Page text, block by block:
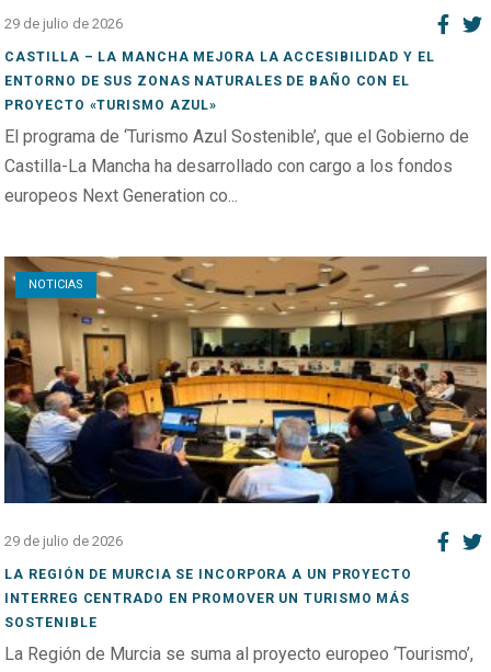
29 de julio de 2026
CASTILLA – LA MANCHA MEJORA LA ACCESIBILIDAD Y EL
ENTORNO DE SUS ZONAS NATURALES DE BAÑO CON EL
PROYECTO «TURISMO AZUL»
El programa de ‘Turismo Azul Sostenible’, que el Gobierno de
Castilla-La Mancha ha desarrollado con cargo a los fondos
europeos Next Generation co...
NOTICIAS
Open post
29 de julio de 2026
LA REGIÓN DE MURCIA SE INCORPORA A UN PROYECTO
INTERREG CENTRADO EN PROMOVER UN TURISMO MÁS
SOSTENIBLE
La Región de Murcia se suma al proyecto europeo ‘Tourismo’,